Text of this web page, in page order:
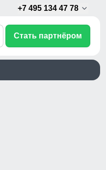
+7 495 134 47 78
Стать партнёром